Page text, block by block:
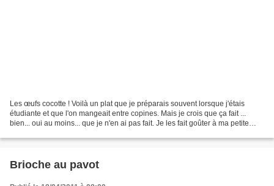
Les œufs cocotte ! Voilà un plat que je préparais souvent lorsque j'étais
étudiante et que l'on mangeait entre copines. Mais je crois que ça fait ...
bien... oui au moins... que je n'en ai pas fait. Je les fait goûter à ma petite
Brioche au pavot